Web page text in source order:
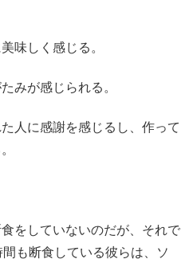
味しく感じる。
みが感じられる。
人に感謝を感じるし、作って
をしていないのだが、それで
も断食している彼らは、ソ